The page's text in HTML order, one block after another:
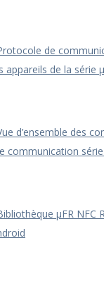
de
appareils de la série
d’ensemble des
communication série
μFR NFC